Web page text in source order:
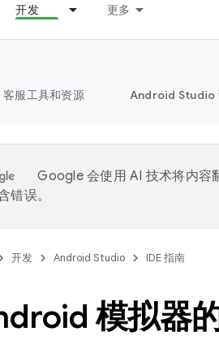
开发 更多
客服工具和资源 Android Studio
Google 会使用 AI 技术将内容
错误。
开发 Android Studio IDE 指南
模拟器